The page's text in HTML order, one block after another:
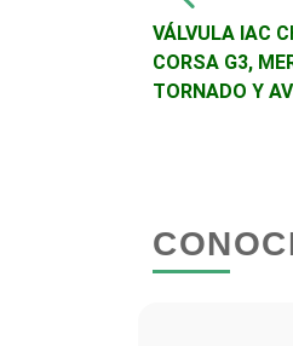
VÁLVULA IAC
CORSA G3,
TORNADO Y